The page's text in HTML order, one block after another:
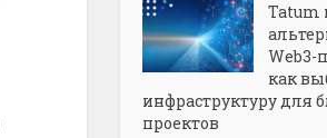
Tatum
Web3-
как
инфраструктуру для
проектов